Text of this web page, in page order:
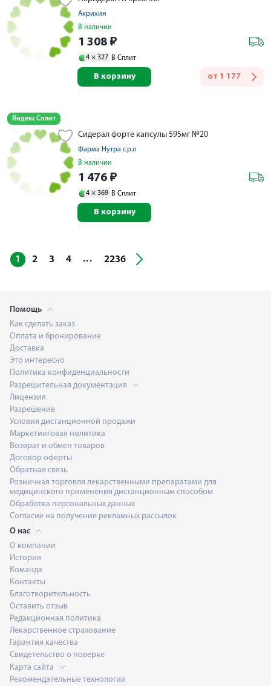
Акрихин
В наличии
1 308 ₽
4 × 327 В Сплит
от 1 177
В корзину
Яндекс Сплит
Сидерал форте капсулы 595мг №20
Фарма Нутра с.р.л
В наличии
1 476 ₽
4 × 369 В Сплит
В корзину
1 2 3 4 ... 2236
Помощь
Как сделать заказ
Оплата и бронирование
Доставка
Это интересно
Политика конфиденциальности
Разрешительная документация
Лицензия
Разрешение
Условия дистанционной продажи
Маркетинговая политика
Возврат и обмен товаров
Договор оферты
Обратная связь
Розничная торговля лекарственными препаратами для
медицинского применения дистанционным способом
Обработка персональных данных
Согласие на получение рекламных рассылок
О нас
О компании
История
Команда
Контакты
Благотворительность
Оставить отзыв
Редакционная политика
Лекарственное страхование
Гарантия качества
Свидетельство о поверке
Карта сайта
Рекомендательные технологии